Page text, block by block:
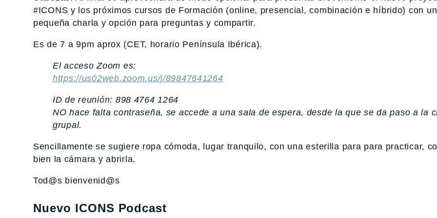
#ICONS y los próximos cursos de Formación (online, presencial, combinación e híbrido) con
pequeña charla y opción para preguntas y compartir.
Es de 7 a 9pm aprox (CET, horario Península Ibérica).
El acceso Zoom es:
https://us02web.zoom.us/j/89847641264
ID de reunión: 898 4764 1264
NO hace falta contraseña, se accede a una sala de espera, desde la que se da paso a la
grupal.
Sencillamente se sugiere ropa cómoda, lugar tranquilo, con una esterilla para para practicar,
bien la cámara y abrirla.
Tod@s bienvenid@s
Nuevo ICONS Podcast